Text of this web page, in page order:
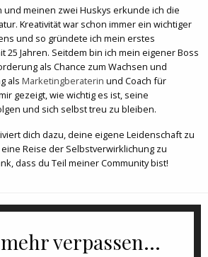
und meinen zwei Huskys erkunde ich die
Kreativität war schon immer ein wichtiger
und so gründete ich mein erstes
25 Jahren. Seitdem bin ich mein eigener Boss
als Chance zum Wachsen und
als Marketingberaterin und Coach für
gezeigt, wie wichtig es ist, seine
und sich selbst treu zu bleiben.
dich dazu, deine eigene Leidenschaft zu
Reise der Selbstverwirklichung zu
dass du Teil meiner Community bist!
verpassen...